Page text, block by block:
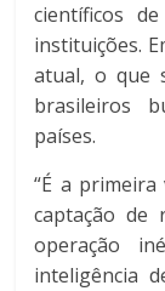
científicos
instituições.
atual, o que
brasileiros
países.
“É a
captação de
operação
inteligência